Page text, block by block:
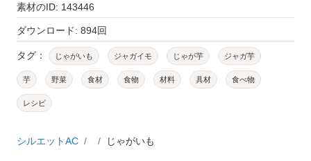
素材のID: 143446
ダウンロード: 894回
タグ： じゃがいも ジャガイモ じゃが芋 ジャガ芋
芋 野菜 食材 食物 材料 具材 食べ物
レシピ
シルエットAC じゃがいも